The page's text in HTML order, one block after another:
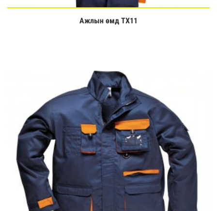
Үзэх
Ажлын өмд TX11